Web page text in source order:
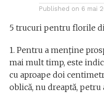
Published on 6 mai
5 trucuri pentru florile
1. Pentru a menţine
mai mult timp, este
cu aproape doi
oblică, nu dreaptă,